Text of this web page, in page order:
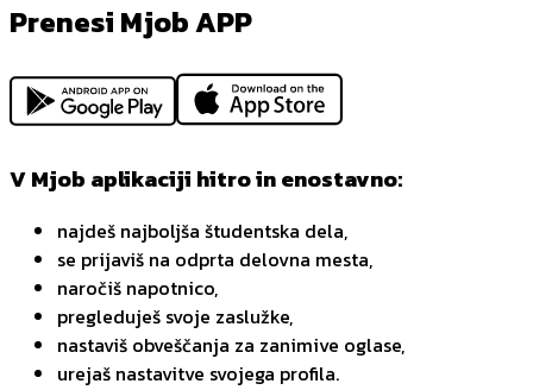
Prenesi Mjob APP
V Mjob aplikaciji hitro in enostavno:
najdeš najboljša študentska dela,
se prijaviš na odprta delovna mesta,
naročiš napotnico,
pregleduješ svoje zaslužke,
nastaviš obveščanja za zanimive oglase,
urejaš nastavitve svojega profila.